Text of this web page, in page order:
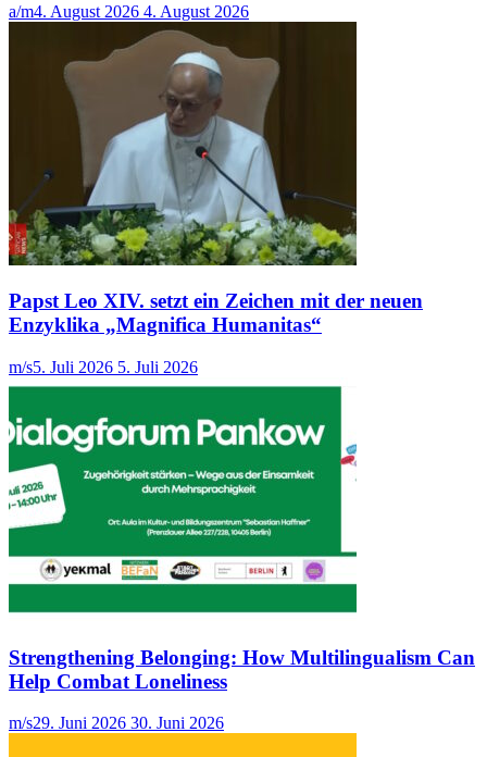
a/m4. August 2026 4. August 2026
Papst Leo XIV. setzt ein Zeichen mit der neuen
Enzyklika „Magnifica Humanitas“
m/s5. Juli 2026 5. Juli 2026
Strengthening Belonging: How Multilingualism Can
Help Combat Loneliness
m/s29. Juni 2026 30. Juni 2026